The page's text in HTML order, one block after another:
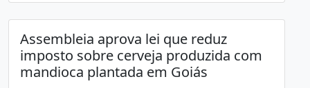
Assembleia aprova lei que reduz
imposto sobre cerveja produzida com
mandioca plantada em Goiás